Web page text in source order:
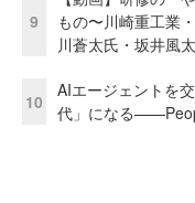
9
もの〜川崎重工業
川蒼太氏・坂井風太
10
AIエージェントを
代」になる